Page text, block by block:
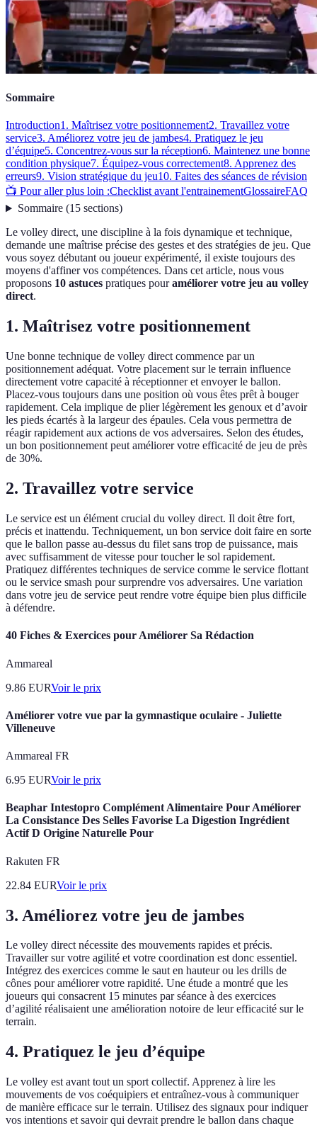
Sommaire
Introduction1. Maîtrisez votre positionnement2. Travaillez votre
service3. Améliorez votre jeu de jambes4. Pratiquez le jeu
d’équipe5. Concentrez-vous sur la réception6. Maintenez une bonne
condition physique7. Équipez-vous correctement8. Apprenez des
erreurs9. Vision stratégique du jeu10. Faites des séances de révision
📺 Pour aller plus loin :Checklist avant l'entrainementGlossaireFAQ
Sommaire(15 sections)
Le volley direct, une discipline à la fois dynamique et technique,
demande une maîtrise précise des gestes et des stratégies de jeu. Que
vous soyez débutant ou joueur expérimenté, il existe toujours des
moyens d'affiner vos compétences. Dans cet article, nous vous
proposons 10 astuces pratiques pouraméliorer votre jeu au volley
direct.
1. Maîtrisez votre positionnement
Une bonne technique de volley direct commence par un
positionnement adéquat. Votre placement sur le terrain influence
directement votre capacité à réceptionner et envoyer le ballon.
Placez-vous toujours dans une position où vous êtes prêt à bouger
rapidement. Cela implique de plier légèrement les genoux et d’avoir
les pieds écartés à la largeur des épaules. Cela vous permettra de
réagir rapidement aux actions de vos adversaires. Selon des études,
un bon positionnement peut améliorer votre efficacité de jeu de près
de 30%.
2. Travaillez votre service
Le service est un élément crucial du volley direct. Il doit être fort,
précis et inattendu. Techniquement, un bon service doit faire en sorte
que le ballon passe au-dessus du filet sans trop de puissance, mais
avec suffisamment de vitesse pour toucher le sol rapidement.
Pratiquez différentes techniques de service comme le service flottant
ou le service smash pour surprendre vos adversaires. Une variation
dans votre jeu de service peut rendre votre équipe bien plus difficile
à défendre.
40 Fiches & Exercices pour Améliorer Sa Rédaction
Ammareal
9.86 EURVoir le prix
Améliorer votre vue par la gymnastique oculaire - Juliette
Villeneuve
Ammareal FR
6.95 EURVoir le prix
Beaphar Intestopro Complément Alimentaire Pour Améliorer
La Consistance Des Selles Favorise La Digestion Ingrédient
Actif D Origine Naturelle Pour
Rakuten FR
22.84 EURVoir le prix
3. Améliorez votre jeu de jambes
Le volley direct nécessite des mouvements rapides et précis.
Travailler sur votre agilité et votre coordination est donc essentiel.
Intégrez des exercices comme le saut en hauteur ou les drills de
cônes pour améliorer votre rapidité. Une étude a montré que les
joueurs qui consacrent 15 minutes par séance à des exercices
d’agilité réalisaient une amélioration notoire de leur efficacité sur le
terrain.
4. Pratiquez le jeu d’équipe
Le volley est avant tout un sport collectif. Apprenez à lire les
mouvements de vos coéquipiers et entraînez-vous à communiquer
de manière efficace sur le terrain. Utilisez des signaux pour indiquer
vos intentions et savoir qui devrait prendre le ballon dans chaque